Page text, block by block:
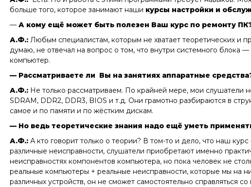
больше того, которое занимают наши курсы настройки и
— А кому ещё может быть полезен Ваш курс по ремонту
А.Ф.: Любым специалистам, которым не хватает теоретических и
думаю, не отвечал на вопрос о том, что внутри системного блока
компьютер.
— Рассматриваете ли Вы на занятиях аппаратные
А.Ф.: Не только рассматриваем. По крайней мере, мои слушатели
SDRAM, DDR2, DDR3, BIOS и т.д. Они грамотно разбираются в
самое и по памяти и по жёстким дискам.
— Но ведь теоретические знания надо ещё уметь
А.Ф.: А кто говорит только о теории? В том-то и дело, что наш
различные неисправности, слушатели приобретают именно
неисправностях компонентов компьютера, но пока человек не
реальные компьютеры + реальные неисправности, которые мы на
различных устройств, он не сможет самостоятельно справляться